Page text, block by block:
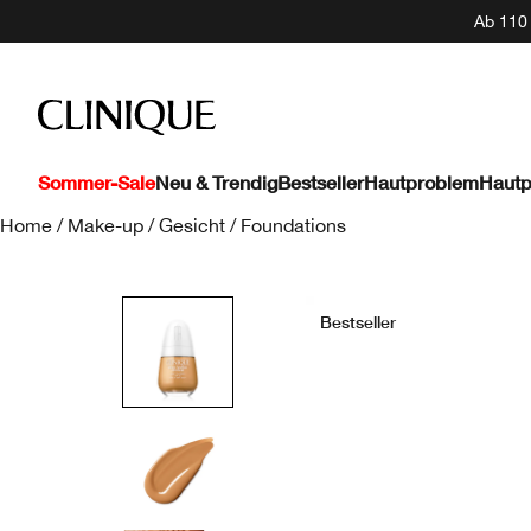
Ab
Sommer-SaleNeu & TrendigBestsellerHautproblem
Home / Make-up / Gesicht / Foundations
Bestseller